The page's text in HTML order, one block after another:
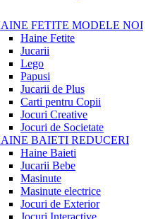
FETITE MODELE NOI
Haine Fetite
Jucarii
Lego
Papusi
Jucarii de Plus
Carti pentru Copii
Jocuri Creative
Jocuri de Societate
BAIETI REDUCERI
Haine Baieti
Jucarii Bebe
Masinute
Masinute electrice
Jocuri de Exterior
Jocuri Interactive